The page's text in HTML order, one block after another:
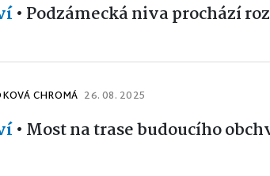
• Podzámecká niva prochází
CHROMÁ 26. 08. 2025
• Most na trase budoucího